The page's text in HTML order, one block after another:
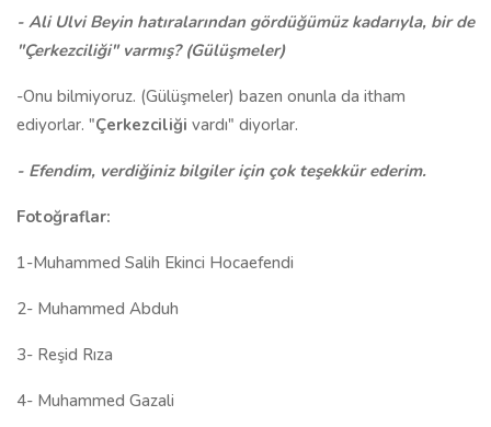
- Ali Ulvi Beyin hatıralarından gördüğümüz kadarıyla, bir de
"Çerkezciliği" varmış? (Gülüşmeler)
-Onu bilmiyoruz. (Gülüşmeler) bazen onunla da itham
ediyorlar. "Çerkezciliği vardı" diyorlar.
- Efendim, verdiğiniz bilgiler için çok teşekkür ederim.
Fotoğraflar:
1-Muhammed Salih Ekinci Hocaefendi
2- Muhammed Abduh
3- Reşid Rıza
4- Muhammed Gazali